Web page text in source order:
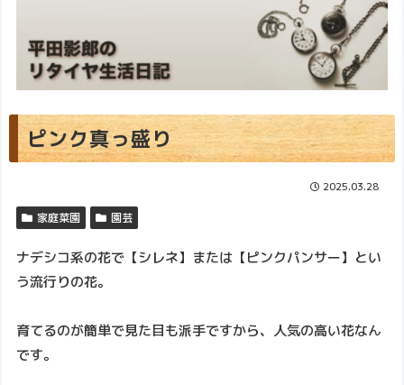
ピンク真っ盛り
2025.03.28
家庭菜園 園芸
ナデシコ系の花で【シレネ】または【ピンクパンサー】とい
う流行りの花。
育てるのが簡単で見た目も派手ですから、人気の高い花なん
です。